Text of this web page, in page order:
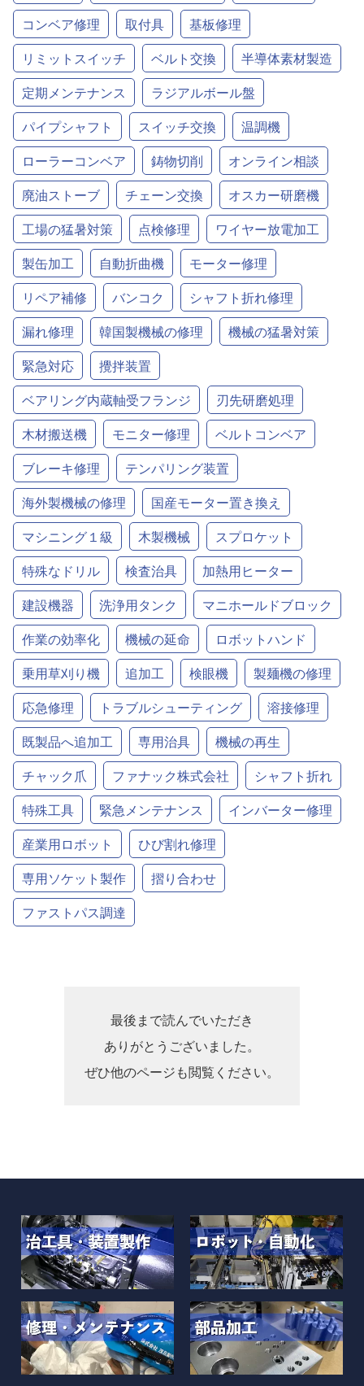
コンベア修理
取付具
基板修理
リミットスイッチ
ベルト交換
半導体素材製造
定期メンテナンス
ラジアルボール盤
パイプシャフト
スイッチ交換
温調機
ローラーコンベア
鋳物切削
オンライン相談
廃油ストーブ
チェーン交換
オスカー研磨機
工場の猛暑対策
点検修理
ワイヤー放電加工
製缶加工
自動折曲機
モーター修理
リペア補修
バンコク
シャフト折れ修理
漏れ修理
韓国製機械の修理
機械の猛暑対策
緊急対応
攪拌装置
ベアリング内蔵軸受フランジ
刃先研磨処理
木材搬送機
モニター修理
ベルトコンベア
ブレーキ修理
テンパリング装置
海外製機械の修理
国産モーター置き換え
マシニング１級
木製機械
スプロケット
特殊なドリル
検査治具
加熱用ヒーター
建設機器
洗浄用タンク
マニホールドブロック
作業の効率化
機械の延命
ロボットハンド
乗用草刈り機
追加工 検眼機
製麺機の修理
応急修理
トラブルシューティング
溶接修理
既製品へ追加工
専用治具
機械の再生
チャック爪
ファナック株式会社
シャフト折れ
特殊工具
緊急メンテナンス
インバーター修理
産業用ロボット
ひび割れ修理
専用ソケット製作
摺り合わせ
ファストパス調達
最後まで読んでいただき
ありがとうございました。
ぜひ他のページも閲覧ください。